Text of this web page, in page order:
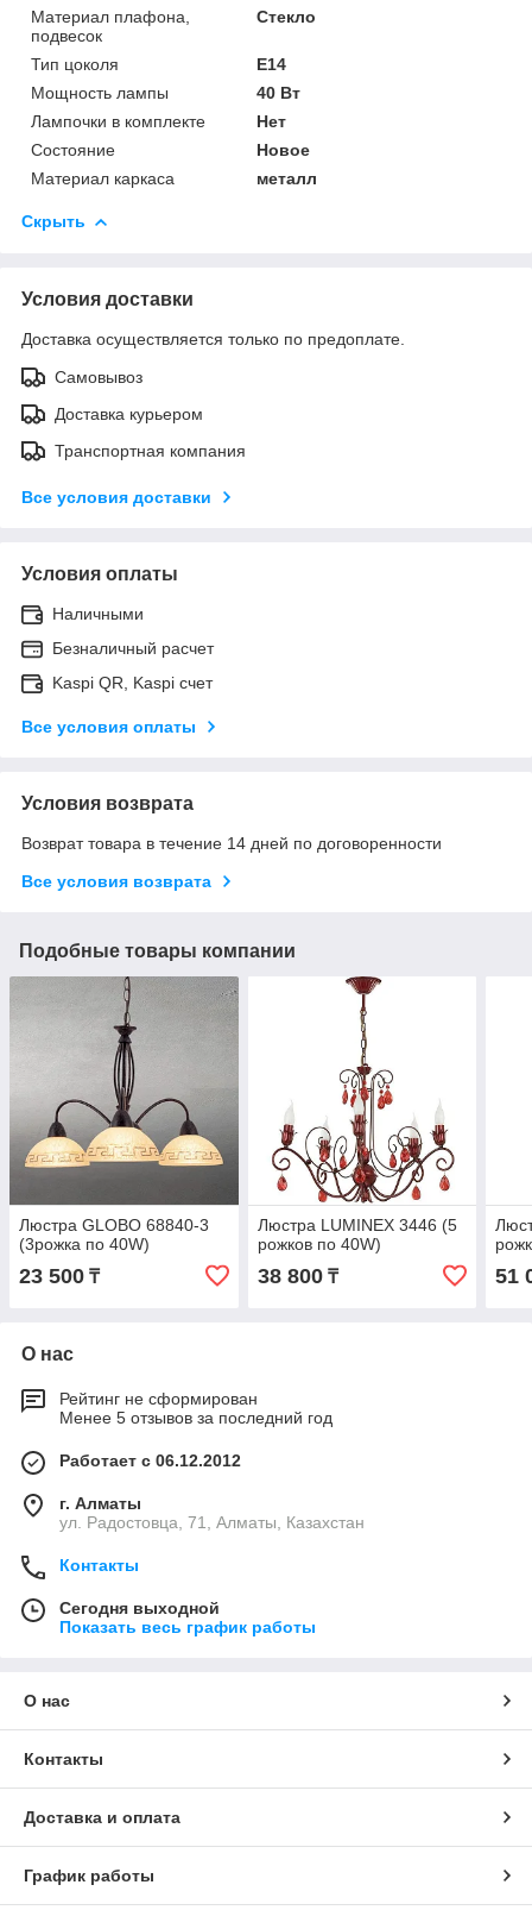
Материал плафона,
подвесок
Стекло
Тип цоколя
E14
Мощность лампы
40 Вт
Лампочки в комплекте
Нет
Состояние
Новое
Материал каркаса
металл
Скрыть
Условия доставки
Доставка осуществляется только по предоплате.
Самовывоз
Доставка курьером
Транспортная компания
Все условия доставки
Условия оплаты
Наличными
Безналичный расчет
Kaspi QR, Kaspi счет
Все условия оплаты
Условия возврата
Возврат товара в течение 14 дней по договоренности
Все условия возврата
Подобные товары компании
Люстра GLOBO 68840-3
(3рожка по 40W)
23 500 ₸
Люстра LUMINEX 3446 (5
рожков по 40W)
38 800₸ 51
О нас
Рейтинг не сформирован
Менее 5 отзывов за последний год
Работает с 06.12.2012
г. Алматы
ул. Радостовца, 71, Алматы, Казахстан
Контакты
Сегодня выходной
Показать весь график работы
О нас
Контакты
Доставка и оплата
График работы